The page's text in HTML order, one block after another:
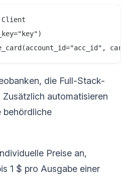
die Full-Stack-
automatisieren
behördliche
Preise an,
1 $ pro Ausgabe einer